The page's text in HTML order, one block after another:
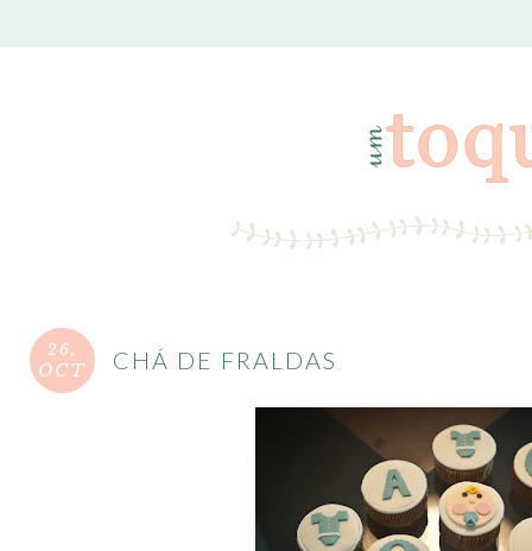
26,
OCT CHÁ DE FRALDAS